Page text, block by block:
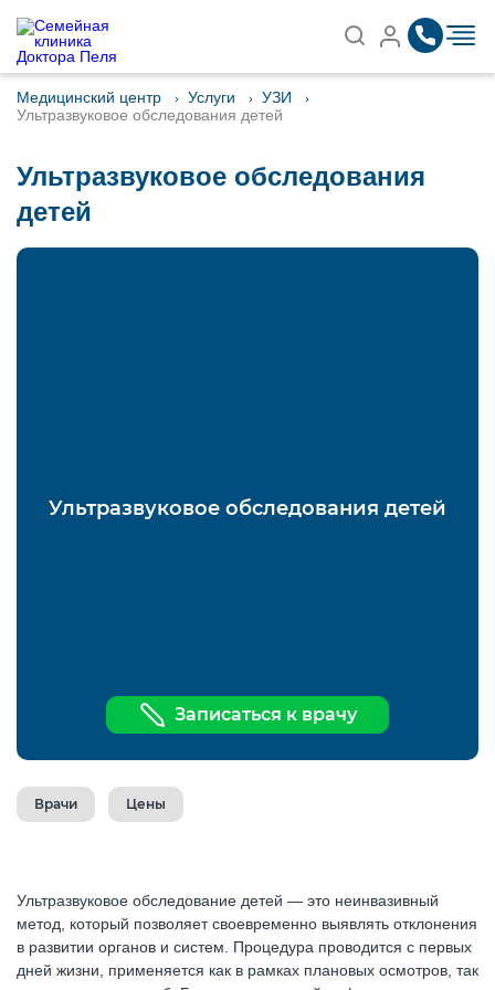
Медицинский центр Услуги
УЗИ
Ультразвуковое обследования детей
Ультразвуковое обследования
детей
Ультразвуковое обследования детей
Записаться к врачу
Врачи Цены
Ультразвуковое обследование детей — это неинвазивный
метод, который позволяет своевременно выявлять отклонения
в развитии органов и систем. Процедура проводится с первых
дней жизни, применяется как в рамках плановых осмотров, так